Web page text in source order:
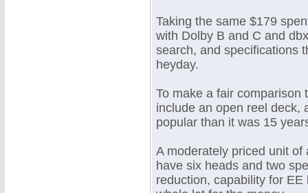
Taking the same $179
with Dolby B and C and
search, and specifications
heyday.
To make a fair comparison
include an open reel deck,
popular than it was 15
A moderately priced unit of
have six heads and two
reduction, capability for